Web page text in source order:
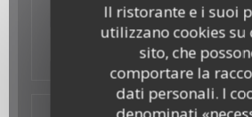
Il ristorante e i suoi
utilizzano cookies su
sito, che
comportare la
dati personali. I
Vedi l'articolo